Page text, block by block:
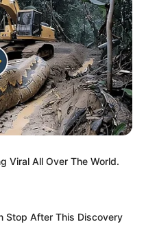
Viral All Over The World.
Stop After This Discovery